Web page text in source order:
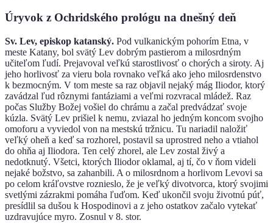
Úryvok z Ochridského prológu na dnešný deň
Sv. Lev, episkop katanský. Pod vulkanickým pohorím Etna, v
meste Katany, bol svätý Lev dobrým pastierom a milosrdným
učiteľom ľudí. Prejavoval veľkú starostlivosť o chorých a siroty. Aj
jeho horlivosť za vieru bola rovnako veľká ako jeho milosrdenstvo
k bezmocným. V tom meste sa raz objavil nejaký mág Iliodor, ktorý
zavádzal ľud rôznymi fantáziami a veľmi rozvracal mládež. Raz
počas Služby Božej vošiel do chrámu a začal predvádzať svoje
kúzla. Svätý Lev prišiel k nemu, zviazal ho jedným koncom svojho
omoforu a vyviedol von na mestskú tržnicu. Tu nariadil naložiť
veľký oheň a keď sa rozhorel, postavil sa uprostred neho a vtiahol
do ohňa aj Iliodora. Ten celý zhorel, ale Lev zostal živý a
nedotknutý. Všetci, ktorých Iliodor oklamal, aj tí, čo v ňom videli
nejaké božstvo, sa zahanbili. A o milosrdnom a horlivom Levovi sa
po celom kráľovstve roznieslo, že je veľký divotvorca, ktorý svojimi
svetlými zázrakmi pomáha ľuďom. Keď ukončil svoju životnú púť,
presídlil sa dušou k Hospodinovi a z jeho ostatkov začalo vytekať
uzdravujúce myro. Zosnul v 8. stor.